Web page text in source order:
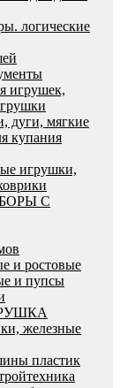
логические
игрушек,
дуги, мягкие
купания
игрушки,
С
и ростовые
и пупсы
железные
пластик